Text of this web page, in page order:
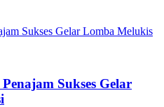
Sukses Gelar